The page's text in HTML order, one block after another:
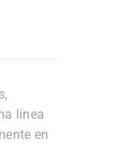
línea
en